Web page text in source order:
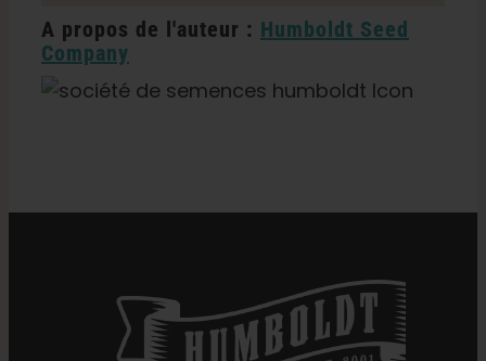
A propos de l'auteur : Humboldt Seed
Company